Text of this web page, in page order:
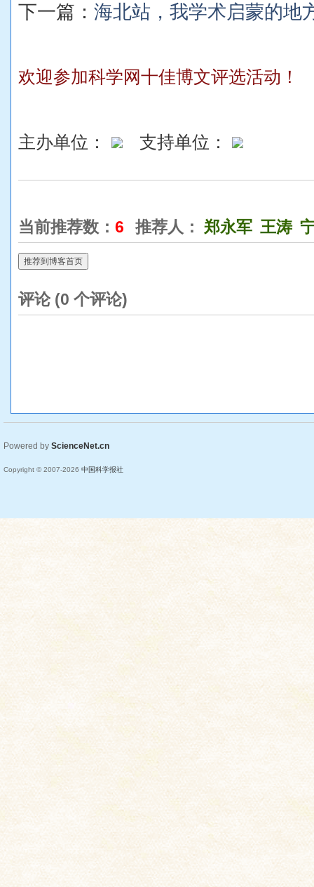
下一篇： 海北站，我学术启蒙的地
欢迎参加科学网十佳博文评选活动！
主办单位： 支持单位：
当前推荐数： 6 推荐人： 郑永军 王涛
推荐到博客首页
评论 (0 个评论)
Powered by ScienceNet.cn
Copyright © 2007-2026 中国科学报社